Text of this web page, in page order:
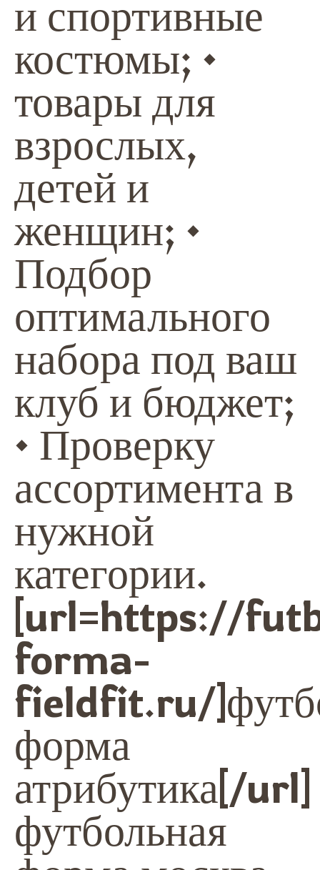
и спортивные
костюмы; •
товары для
взрослых,
детей и
женщин; •
Подбор
оптимального
набора под ваш
клуб и бюджет;
• Проверку
ассортимента в
нужной
категории.
[url=https://
forma-
fieldfit.ru/
форма
атрибутика[/url]
футбольная